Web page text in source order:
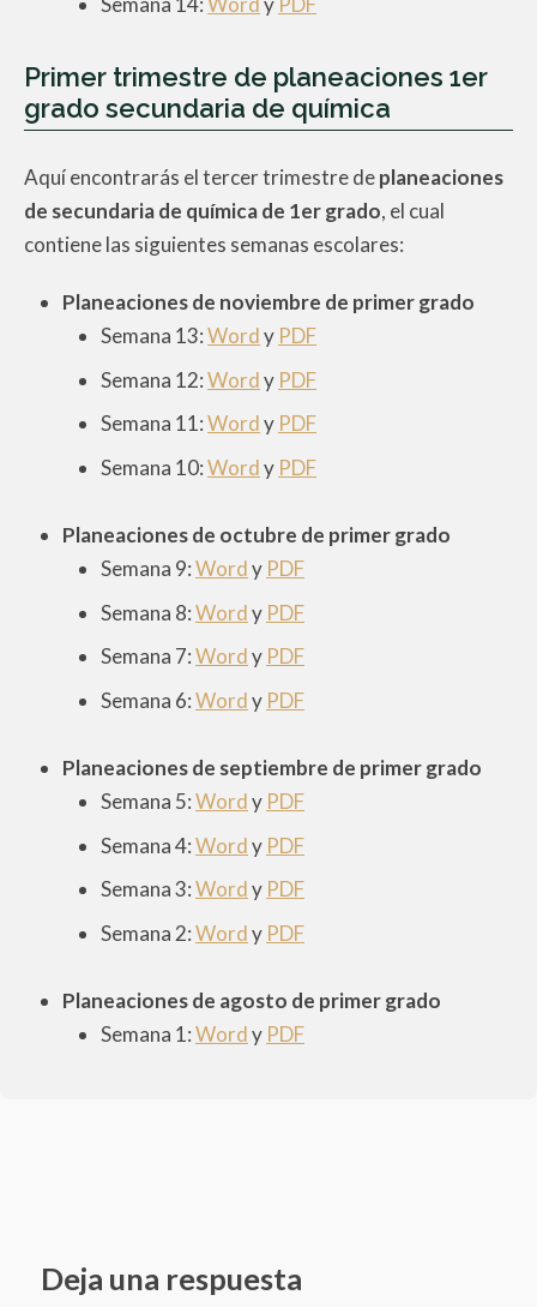
Primer trimestre de planeaciones 1er
grado secundaria de química
Aquí encontrarás el tercer trimestre deplaneaciones
de secundaria de química de 1er grado, el cual
contiene las siguientes semanas escolares:
Planeaciones de noviembre de primergrado
Semana 13:Wordy PDF
Semana 12:Wordy PDF
Semana 11:Wordy PDF
Semana 10:Wordy PDF
Planeaciones de octubre de primergrado
Semana 9:Wordy PDF
Semana 8:Wordy PDF
Semana 7:Wordy PDF
Semana 6:Wordy PDF
Planeaciones de septiembre de primergrado
Semana 5:Wordy PDF
Semana 4:Wordy PDF
Semana 3:Wordy PDF
Semana 2:Wordy PDF
Planeaciones de agosto de primergrado
Semana 1:Wordy PDF
Deja una respuesta